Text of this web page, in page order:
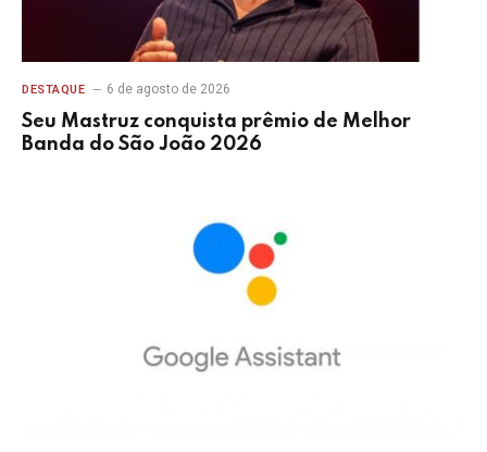
DESTAQUE 6 de agosto de 2026
Seu Mastruz conquista prêmio de Melhor
Banda do São João 2026